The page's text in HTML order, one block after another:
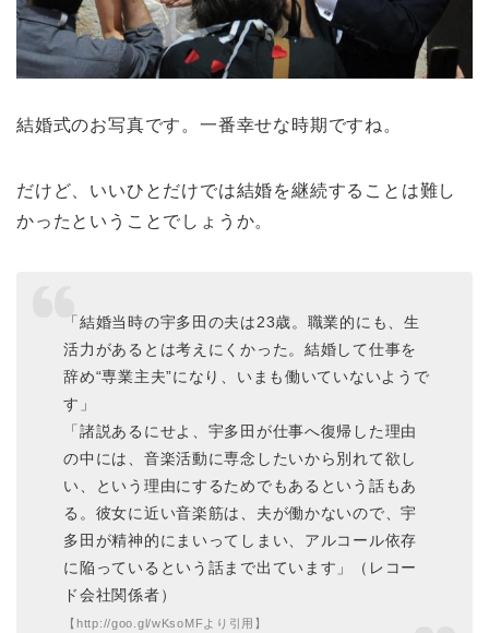
結婚式のお写真です。一番幸せな時期ですね。
だけど、いいひとだけでは結婚を継続することは難し
かったということでしょうか。
「結婚当時の宇多田の夫は23歳。職業的にも、生
活力があるとは考えにくかった。結婚して仕事を
辞め“専業主夫”になり、いまも働いていないようで
す」
「諸説あるにせよ、宇多田が仕事へ復帰した理由
の中には、音楽活動に専念したいから別れて欲し
い、という理由にするためでもあるという話もあ
る。彼女に近い音楽筋は、夫が働かないので、宇
多田が精神的にまいってしまい、アルコール依存
に陥っているという話まで出ています」（レコー
ド会社関係者）
【http://goo.gl/wKsoMFより引用】